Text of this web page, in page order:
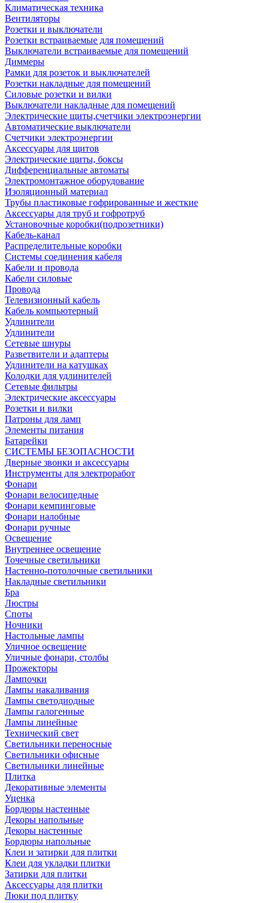
Климатическая техника
Вентиляторы
Розетки и выключатели
Розетки встраиваемые для помещений
Выключатели встраиваемые для помещений
Диммеры
Рамки для розеток и выключателей
Розетки накладные для помещений
Силовые розетки и вилки
Выключатели накладные для помещений
Электрические щиты,счетчики электроэнергии
Автоматические выключатели
Счетчики электроэнергии
Аксессуары для щитов
Электрические щиты, боксы
Дифференциальные автоматы
Электромонтажное оборудование
Изоляционный материал
Трубы пластиковые гофрированные и жесткие
Аксессуары для труб и гофротруб
Установочные коробки(подрозетники)
Кабель-канал
Распределительные коробки
Системы соединения кабеля
Кабели и провода
Кабели силовые
Провода
Телевизионный кабель
Кабель компьютерный
Удлинители
Удлинители
Сетевые шнуры
Разветвители и адаптеры
Удлинители на катушках
Колодки для удлинителей
Сетевые фильтры
Электрические аксессуары
Розетки и вилки
Патроны для ламп
Элементы питания
Батарейки
СИСТЕМЫ БЕЗОПАСНОСТИ
Дверные звонки и аксессуары
Инструменты для электроработ
Фонари
Фонари велосипедные
Фонари кемпинговые
Фонари налобные
Фонари ручные
Освещение
Внутреннее освещение
Точечные светильники
Настенно-потолочные светильники
Накладные светильники
Бра
Люстры
Споты
Ночники
Настольные лампы
Уличное освещение
Уличные фонари, столбы
Прожекторы
Лампочки
Лампы накаливания
Лампы светодиодные
Лампы галогенные
Лампы линейные
Технический свет
Светильники переносные
Светильники офисные
Светильники линейные
Плитка
Декоративные элементы
Уценка
Бордюры настенные
Декоры напольные
Декоры настенные
Бордюры напольные
Клеи и затирки для плитки
Клеи для укладки плитки
Затирки для плитки
Аксессуары для плитки
Люки под плитку